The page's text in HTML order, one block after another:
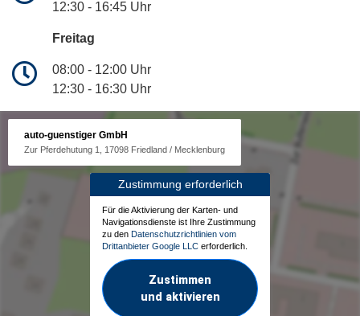
12:30 - 16:45 Uhr
Freitag
08:00 - 12:00 Uhr
12:30 - 16:30 Uhr
auto-guenstiger GmbH
Zur Pferdehutung 1, 17098 Friedland / Mecklenburg
Zustimmung erforderlich
Für die Aktivierung der Karten- und
Navigationsdienste ist Ihre Zustimmung
zu den Datenschutzrichtlinien vom
Drittanbieter Google LLC erforderlich.
Zustimmen
und aktivieren